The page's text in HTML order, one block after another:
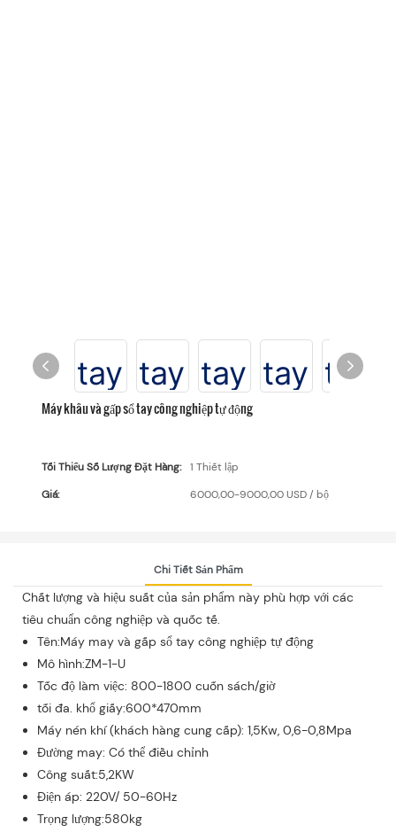
Máy khâu và gấp sổ tay công nghiệp tự động
Tối Thiểu Số Lượng Đặt Hàng:
1 Thiết lập
Giá:
6000,00-9000,00 USD / bộ
Chi Tiết Sản Phẩm
Chất lượng và hiệu suất của sản phẩm này phù hợp với các
tiêu chuẩn công nghiệp và quốc tế.
Tên:Máy may và gấp sổ tay công nghiệp tự động
Mô hình:ZM-1-U
Tốc độ làm việc: 800-1800 cuốn sách/giờ
tối đa. khổ giấy:600*470mm
Máy nén khí (khách hàng cung cấp): 1,5Kw, 0,6-0,8Mpa
Đường may: Có thể điều chỉnh
Công suất:5,2KW
Điện áp: 220V/ 50-60Hz
Trọng lượng:580kg